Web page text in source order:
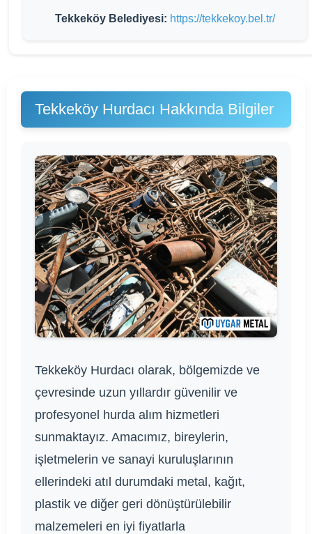
Tekkeköy Belediyesi: https://tekkekoy.bel.tr/
Tekkeköy Hurdacı Hakkında Bilgiler
Tekkeköy Hurdacı olarak, bölgemizde ve
çevresinde uzun yıllardır güvenilir ve
profesyonel hurda alım hizmetleri
sunmaktayız. Amacımız, bireylerin,
işletmelerin ve sanayi kuruluşlarının
ellerindeki atıl durumdaki metal, kağıt,
plastik ve diğer geri dönüştürülebilir
malzemeleri en iyi fiyatlarla